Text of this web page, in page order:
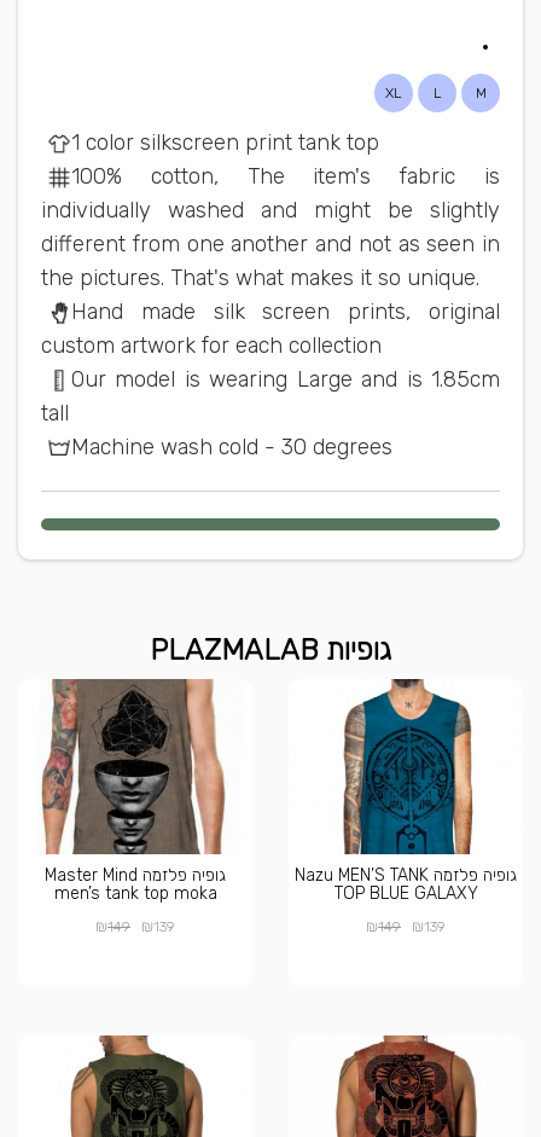
M
L
XL
1 color silkscreen print tank top
100% cotton, The item's fabric is
individually washed and might be slightly
different from one another and not as seen in
the pictures. That's what makes it so unique.
Hand made silk screen prints, original
custom artwork for each collection
Our model is wearing Large and is 1.85cm
tall
Machine wash cold - 30 degrees
גופיות PLAZMALAB
גופיה פלזמה Nazu MEN’S TANK
TOP BLUE GALAXY
₪139
₪149
גופיה פלזמה Master Mind
men’s tank top moka
₪139
₪149